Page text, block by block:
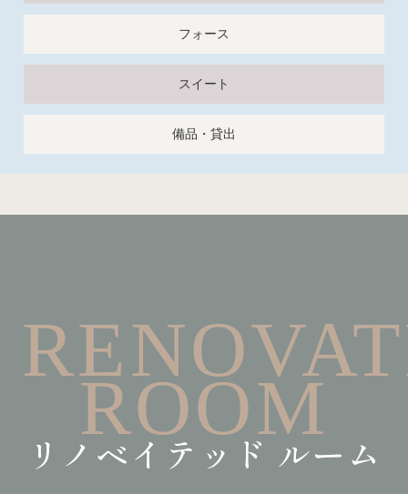
フォース
スイート
備品・貸出
ROOM
リノベイテッド ルーム